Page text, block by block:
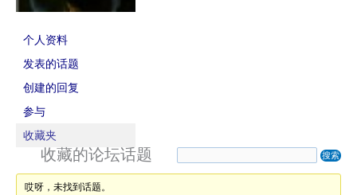
个人资料
发表的话题
创建的回复
参与
收藏夹
收藏的论坛话题
哎呀，未找到话题。